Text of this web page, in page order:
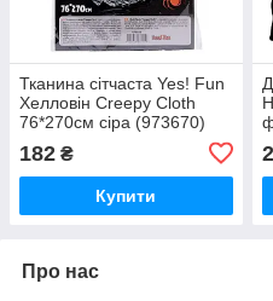
Тканина сітчаста Yes! Fun
Хелловін Creepy Cloth
76*270см сіра (973670)
182 ₴
Купити
Про нас